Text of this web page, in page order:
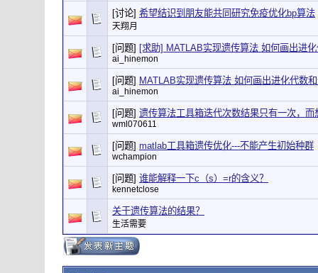
[讨论] 希望结识到朋友能共同研究免疫优化bp算法
天翔月
[问题] [求助] MATLAB实现遗传算法 如何画出进
ai_hinemon
[问题] MATLAB实现遗传算法 如何画出进化代数
ai_hinemon
[问题] 遗传算法工具箱迭代次数结果只有一次，
wml070611
[问题] matlab工具箱遗传优化---不能产生初始种群
wchampion
[问题] 谁能解释一下c（s）=r的含义？
kennetclose
关于遗传算法的结果？
生活需要